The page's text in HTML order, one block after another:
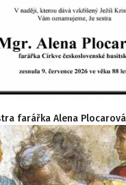
farářka Alena Plocarová